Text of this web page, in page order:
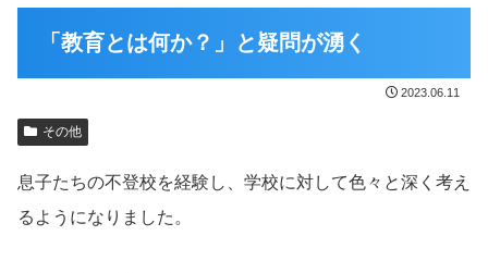
「教育とは何か？」と疑問が湧く
2023.06.11
その他
息子たちの不登校を経験し、学校に対して色々と深く考え
るようになりました。